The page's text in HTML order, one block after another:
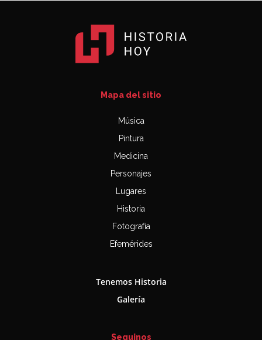
Mapa del sitio
Música
Pintura
Medicina
Personajes
Lugares
Historia
Fotografía
Efemérides
Tenemos Historia
Galería
Seguinos